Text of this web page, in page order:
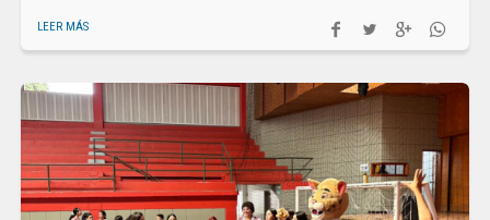
LEER MÁS